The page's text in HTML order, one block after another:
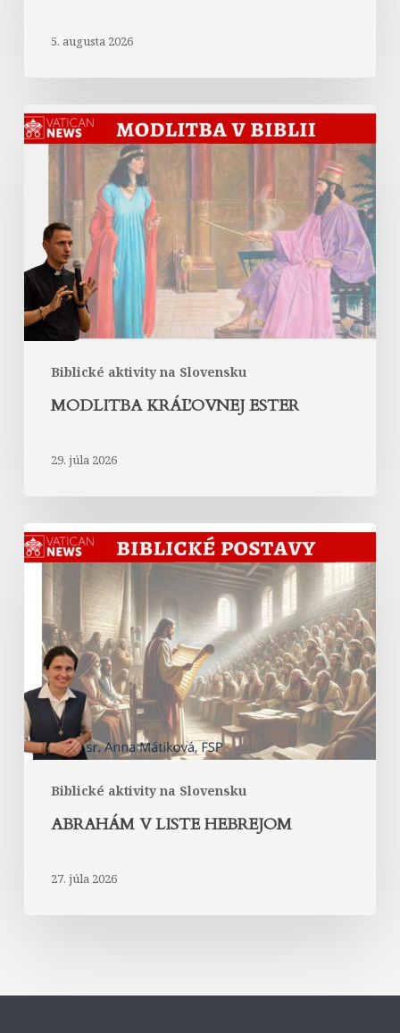
5. augusta 2026
Biblické aktivity na Slovensku
Modlitba
kráľovnej
Ester
MODLITBA KRÁĽOVNEJ ESTER
29. júla 2026
Biblické aktivity na Slovensku
Abrahám
v
Liste
Hebrejom
ABRAHÁM V LISTE HEBREJOM
27. júla 2026